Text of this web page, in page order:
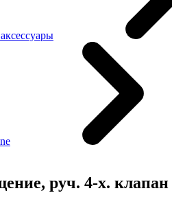
руч. 4-х. клапан